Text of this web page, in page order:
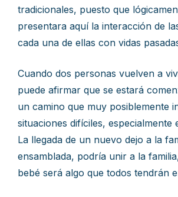
tradicionales, puesto que
presentara aquí la interacción de
cada una de ellas con vidas
Cuando dos personas vuelven a
puede afirmar que se estará
un camino que muy posiblemente
situaciones difíciles, especialmente
La llegada de un nuevo dejo a la
ensamblada, podría unir a la
bebé será algo que todos tendrán